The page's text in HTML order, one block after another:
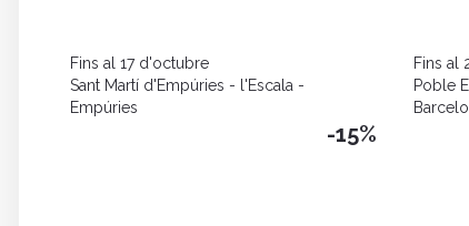
Fins al 17 d'octubre
Sant Martí d'Empúries - l'Escala -
Empúries
-15%
Fins al
Poble